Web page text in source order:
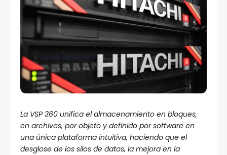
La VSP 360 unifica el almacenamiento en bloques,
en archivos, por objeto y definido por software en
una única plataforma intuitiva, haciendo que el
desglose de los silos de datos, la mejora en la